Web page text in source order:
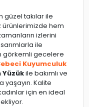
güzel takılar ile
ürünlerimizde hem
izlerini
ile
görkemli gecelere
Kuyumculuk
Yüzükile bakımlı ve
yaşayın. Kalite
için en ideal